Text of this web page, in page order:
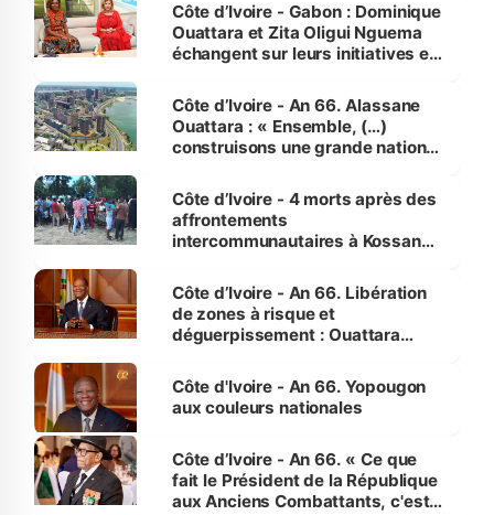
Côte d’Ivoire - Gabon : Dominique
Ouattara et Zita Oligui Nguema
échangent sur leurs initiatives en
enfants
Côte d’Ivoire - An 66. Alassane
Ouattara : « Ensemble, (…)
construisons une grande nation
générations futures »
Côte d’Ivoire - 4 morts après des
affrontements
intercommunautaires à Kossandji
milieu des sinistrés
Côte d’Ivoire - An 66. Libération
de zones à risque et
déguerpissement : Ouattara
l'Etat de droit pour préserver les
vies humaines »
Côte d'Ivoire - An 66. Yopougon
aux couleurs nationales
Côte d’Ivoire - An 66. « Ce que
fait le Président de la République
aux Anciens Combattants, c'est